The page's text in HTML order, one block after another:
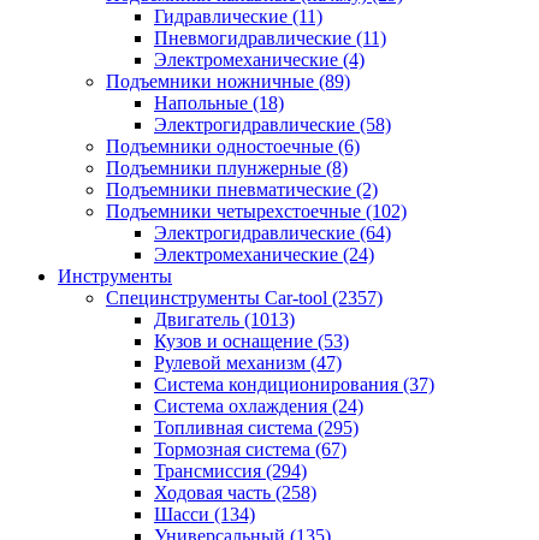
Гидравлические (11)
Пневмогидравлические (11)
Электромеханические (4)
Подъемники ножничные (89)
Напольные (18)
Электрогидравлические (58)
Подъемники одностоечные (6)
Подъемники плунжерные (8)
Подъемники пневматические (2)
Подъемники четырехстоечные (102)
Электрогидравлические (64)
Электромеханические (24)
Инструменты
Специнструменты Car-tool (2357)
Двигатель (1013)
Кузов и оснащение (53)
Рулевой механизм (47)
Система кондиционирования (37)
Система охлаждения (24)
Топливная система (295)
Тормозная система (67)
Трансмиссия (294)
Ходовая часть (258)
Шасси (134)
Универсальный (135)